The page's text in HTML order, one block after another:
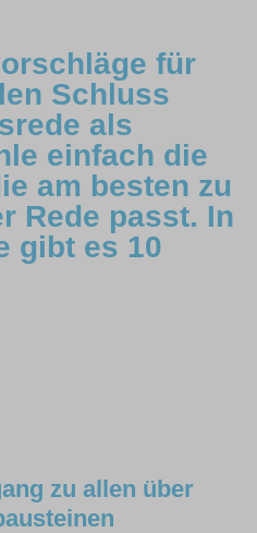
für
Schluss
als
einfach die
am besten zu
Rede passt. In
gibt es 10
zu allen über